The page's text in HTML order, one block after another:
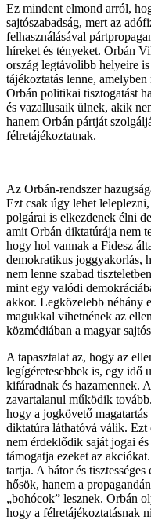
Ez mindent elmond arról,
sajtószabadság, mert az
felhasználásával
híreket és tényeket. Orbán
ország legtávolibb helyeire
tájékoztatás lenne,
Orbán politikai tisztogatást
és vazallusaik ülnek, akik
hanem Orbán pártját
félretájékoztatnak.
Az Orbán-rendszer
Ezt csak úgy lehet
polgárai is elkezdenek élni
amit Orbán diktatúrája nem
hogy hol vannak a Fidesz
demokratikus joggyakorlás,
nem lenne szabad
mint egy valódi
akkor. Legközelebb néhány
magukkal vihetnének az
közmédiában a magyar
A tapasztalat az, hogy az
legígéretesebbek is, egy idő
kifáradnak és hazamennek.
zavartalanul működik
hogy a jogkövető
diktatúra láthatóvá válik.
nem érdeklődik saját jogai és
támogatja ezeket az
tartja. A bátor és
hősök, hanem a
„bohócok” lesznek. Orbán
hogy a félretájékoztatásnak